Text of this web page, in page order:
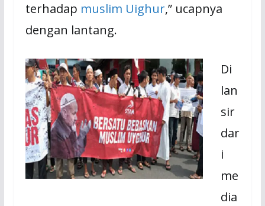
terhadap muslim Uighur,” ucapnya
dengan lantang.
Di
lan
sir
dar
i
me
dia